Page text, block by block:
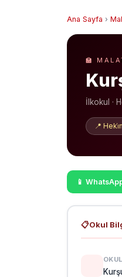
Ana Sayfa ›
🏫
İlkokul ·
📍
📱
📋Okul